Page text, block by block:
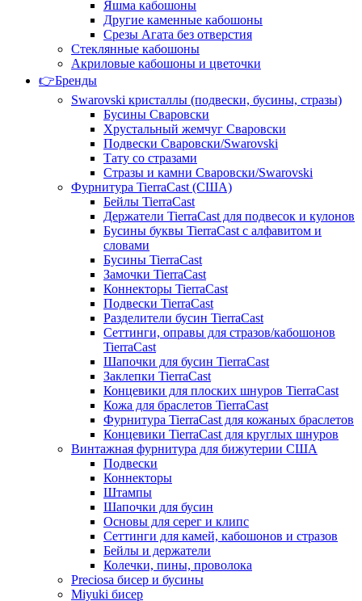
Яшма кабошоны
Другие каменные кабошоны
Срезы Агата без отверстия
Стеклянные кабошоны
Акриловые кабошоны и цветочки
👉Бренды
Swarovski кристаллы (подвески, бусины, стразы)
Бусины Сваровски
Хрустальный жемчуг Сваровски
Подвески Сваровски/Swarovski
Тату со стразами
Стразы и камни Сваровски/Swarovski
Фурнитура TierraCast (США)
Бейлы TierraCast
Держатели TierraCast для подвесок и кулонов
Бусины буквы TierraCast с алфавитом и
словами
Бусины TierraCast
Замочки TierraCast
Коннекторы TierraCast
Подвески TierraCast
Разделители бусин TierraCast
Сеттинги, оправы для стразов/кабошонов
TierraCast
Шапочки для бусин TierraCast
Заклепки TierraCast
Концевики для плоских шнуров TierraCast
Кожа для браслетов TierraCast
Фурнитура TierraCast для кожаных браслетов
Концевики TierraCast для круглых шнуров
Винтажная фурнитура для бижутерии США
Подвески
Коннекторы
Штампы
Шапочки для бусин
Основы для серег и клипс
Сеттинги для камей, кабошонов и стразов
Бейлы и держатели
Колечки, пины, проволока
Preciosa бисер и бусины
Miyuki бисер